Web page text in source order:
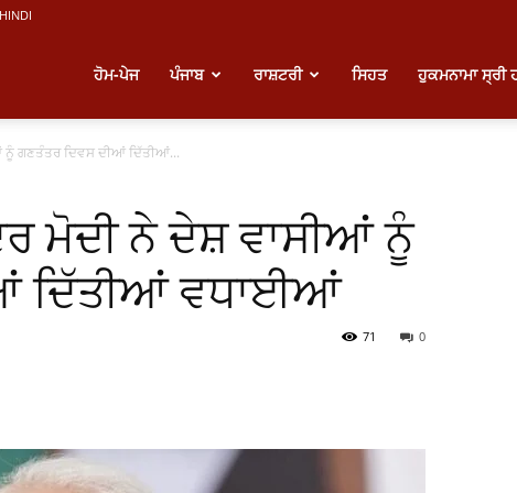
HINDI
ਹੋਮ-ਪੇਜ ਪੰਜਾਬ ਰਾਸ਼ਟਰੀ ਸਿਹਤ ਹੁਕਮਨਾਮਾ ਸ੍ਰੀ
ਨੂੰ ਗਣਤੰਤਰ ਦਿਵਸ ਦੀਆਂ ਦਿੱਤੀਆਂ...
ਮੋਦੀ ਨੇ ਦੇਸ਼ ਵਾਸੀਆਂ ਨੂੰ
ਦਿੱਤੀਆਂ ਵਧਾਈਆਂ
0
71